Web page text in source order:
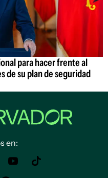
para hacer frente al
de su plan de seguridad
en: